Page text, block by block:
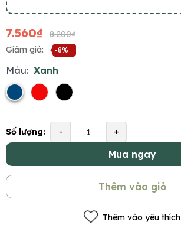
7.560₫
8.200₫
Giảm giá:
-8%
Màu: Xanh
Số lượng: - +
Mua ngay
Thêm vào giỏ
Thêm vào yêu thích